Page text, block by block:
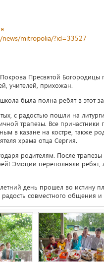
mitropolia/?id=33527
Пресвятой Богородицы
учителей, прихожан.
была полна ребят в этот
с радостью пошли на
трапезы. Все
в казане на костре, также
храма отца Сергия.
родителям. После
Эмоции переполняли ребят,
день прошел во истину
совместного общения